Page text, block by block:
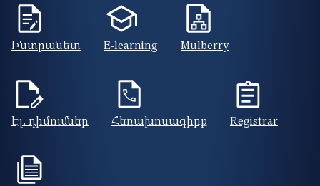
Ինտրանետ E-learning Mulberry
Էլ. դիմումներ Հեռախոսագիրք Registrar